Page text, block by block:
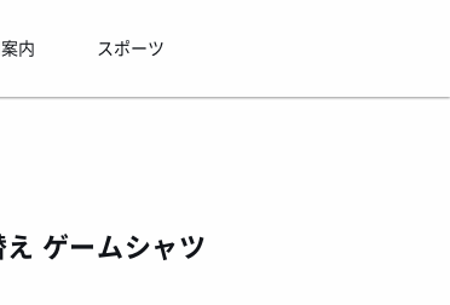
内 スポーツ
ゲームシャツ